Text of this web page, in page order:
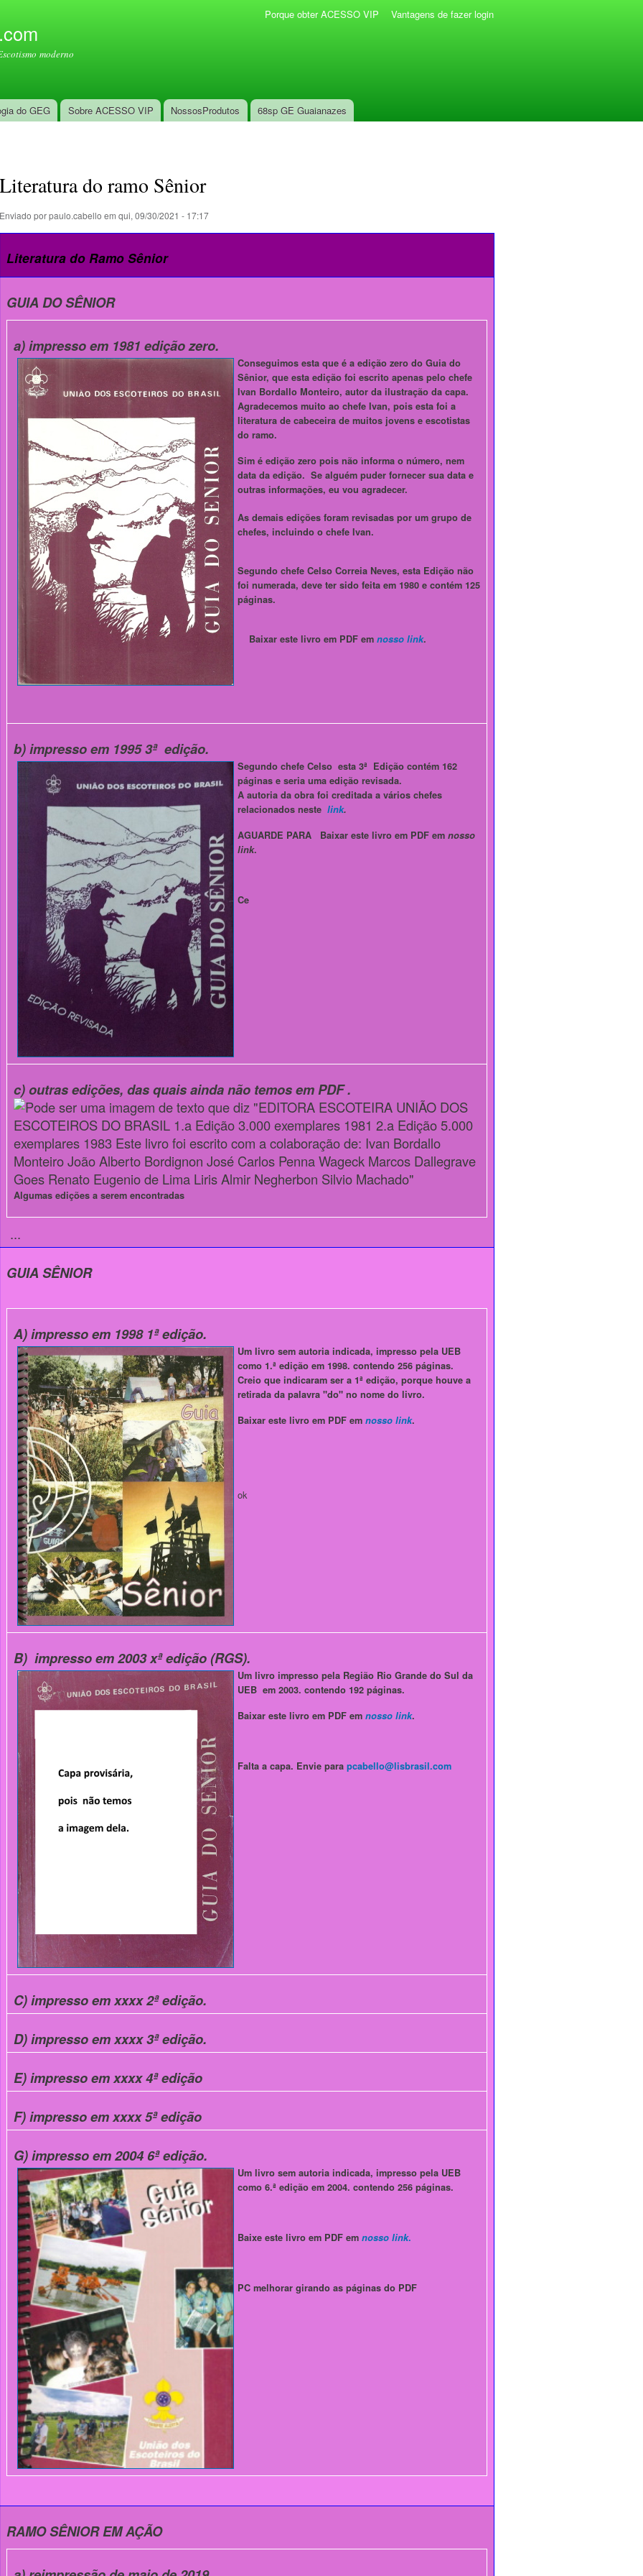
moderno
do GEG Sobre ACESSO VIP NossosProdutos 68sp GE Guaianazes
Porque obter ACESSO VIP Vantagens de fazer login
Literatura do ramo Sênior
Enviado porpaulo.cabello em qui, 09/30/2021 - 17:17
Literatura do Ramo Sênior
GUIA DO SÊNIOR
a) impresso em 1981 edição zero.
Conseguimos esta que é a edição zero do Guia do
Sênior, que esta edição foi escrito apenas pelo chefe
Ivan Bordallo Monteiro, autor da ilustração da capa.
Agradecemos muito ao chefe Ivan, pois esta foi a
literatura de cabeceira de muitos jovens e escotistas
do ramo.
Sim é edição zero pois não informa o número, nem
data da edição. Se alguém puder fornecer sua data e
outras informações, eu vou agradecer.
As demais edições foram revisadas por um grupo de
chefes, incluindo o chefe Ivan.
Segundo chefe Celso Correia Neves, esta Edição não
foi numerada, deve ter sido feita em 1980 e contém 125
páginas.
Baixar este livro em PDF em nosso link.
b) impresso em 1995 3ª edição.
Segundo chefe Celso esta 3ª Edição contém 162
páginas e seria uma edição revisada.
A autoria da obra foi creditada a vários chefes
relacionados neste link.
AGUARDE PARA Baixar este livro em PDF em nosso
link.
Ce
c) outras edições, das quais ainda não temos em PDF .
Algumas edições a serem encontradas
...
GUIA SÊNIOR
A) impresso em 1998 1ª edição.
Um livro sem autoria indicada, impresso pela UEB
como 1.ª edição em 1998. contendo 256 páginas.
Creio que indicaram ser a 1ª edição, porque houve a
retirada da palavra "do" no nome do livro.
Baixar este livro em PDF em nosso link.
ok
B) impresso em 2003 xª edição (RGS).
Um livro impresso pela Região Rio Grande do Sul da
UEB em 2003. contendo 192 páginas.
Baixar este livro em PDF em nosso link.
Falta a capa. Envie para pcabello@lisbrasil.com
C) impresso em xxxx 2ª edição.
D) impresso em xxxx 3ª edição.
E) impresso em xxxx 4ª edição
F) impresso em xxxx 5ª edição
G) impresso em 2004 6ª edição.
Um livro sem autoria indicada, impresso pela UEB
como 6.ª edição em 2004. contendo 256 páginas.
Baixe este livro em PDF em nosso link.
PC melhorar girando as páginas do PDF
RAMO SÊNIOR EM AÇÃO